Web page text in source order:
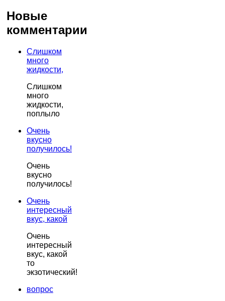
Новые
комментарии
Слишком
много
жидкости,
Слишком
много
жидкости,
поплыло
Очень
вкусно
получилось!
Очень
вкусно
получилось!
Очень
интересный
вкус, какой
Очень
интересный
вкус, какой
то
экзотический!
вопрос